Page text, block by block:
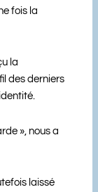
fois la
la
des derniers
», nous a
laissé